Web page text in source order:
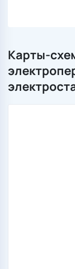
Карты-